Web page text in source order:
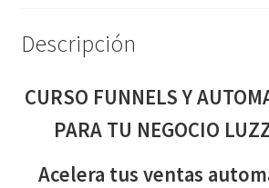
Descripción
CURSO FUNNELS Y
PARA TU NEGOCIO
Acelera tus ventas